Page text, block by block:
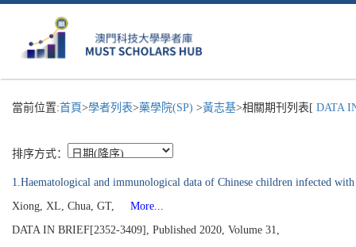
當前位置:首頁>學者列表>藥學院(SP) >黃志基>相關期刊列表[ DATA
排序方式：
1.Haematological and immunological data of Chinese children infected with
Xiong, XL, Chua, GT,
More...
DATA IN BRIEF[2352-3409], Published 2020, Volume 31,